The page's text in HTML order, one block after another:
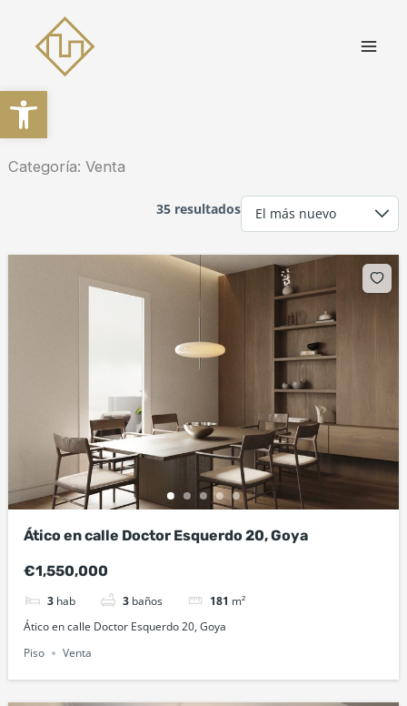
Abrir barra de herramientas
contenido
Categoría: Venta
35 resultados
Ático en calle Doctor Esquerdo 20, Goya
€1,550,000
3 hab 3 baños 181 m²
Ático en calle Doctor Esquerdo 20, Goya
Piso
Venta